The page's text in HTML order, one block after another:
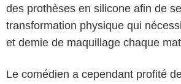
des prothèses en silicone afin de
transformation physique qui
et demie de maquillage chaque
Le comédien a cependant profité